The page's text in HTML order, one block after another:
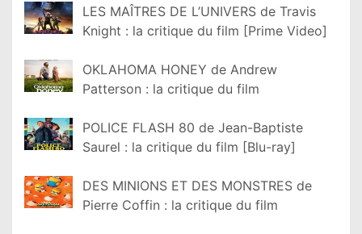
LES MAÎTRES DE L’UNIVERS de Travis
Knight : la critique du film [Prime Video]
OKLAHOMA HONEY de Andrew
Patterson : la critique du film
POLICE FLASH 80 de Jean-Baptiste
Saurel : la critique du film [Blu-ray]
DES MINIONS ET DES MONSTRES de
Pierre Coffin : la critique du film